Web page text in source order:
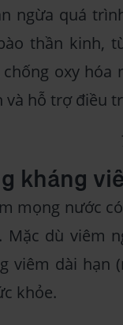
ngừa quá
thần kinh,
oxy hóa
và hỗ trợ điều
kháng
mọng nước
Mặc dù viêm
viêm dài hạn
khỏe.